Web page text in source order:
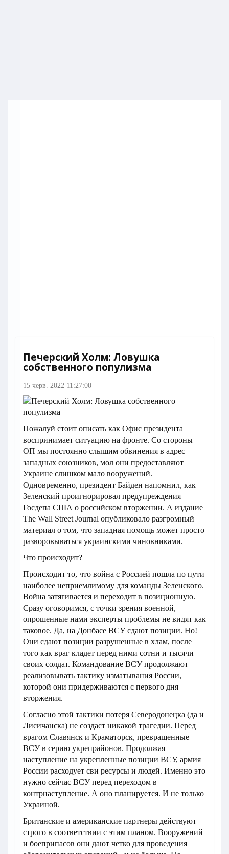
Печерский Холм: Ловушка
собственного популизма
15 черв. 2022 11:27:00
Пожалуй стоит описать как Офис президента
воспринимает ситуацию на фронте. Со стороны
ОП мы постоянно слышим обвинения в адрес
западных союзников, мол они предоставляют
Украине слишком мало вооружений.
Одновременно, президент Байден напомнил, как
Зеленский проигнорировал предупреждения
Госдепа США о российском вторжении. А издание
The Wall Street Journal опубликовало разгромный
материал о том, что западная помощь может просто
разворовываться украинскими чиновниками.
Что происходит?
Происходит то, что война с Россией пошла по пути
наиболее неприемлимому для команды Зеленского.
Война затягивается и переходит в позиционную.
Сразу оговоримся, с точки зрения военной,
опрошенные нами эксперты проблемы не видят как
таковое. Да, на Донбасе ВСУ сдают позиции. Но!
Они сдают позиции разрушенные в хлам, после
того как враг кладет перед ними сотни и тысячи
своих солдат. Командование ВСУ продолжают
реализовывать тактику изматывания России,
которой они придерживаются с первого дня
вторжения.
Согласно этой тактики потеря Северодонецка (да и
Лисичанска) не создаст никакой трагедии. Перед
врагом Славянск и Краматорск, превращенные
ВСУ в серию укрепрайонов. Продолжая
наступление на укрепленные позиции ВСУ, армия
России расходует сви ресурсы и людей. Именно это
нужно сейчас ВСУ перед переходом в
контрнаступление. А оно планируется. И не только
Украиной.
Британские и американские партнеры действуют
строго в соответствии с этим планом. Вооружений
и боеприпасов они дают четко для проведения